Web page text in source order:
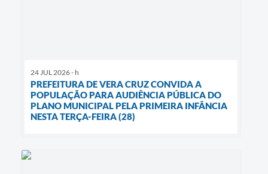
24 JUL 2026 - h
PREFEITURA DE VERA CRUZ CONVIDA A
POPULAÇÃO PARA AUDIÊNCIA PÚBLICA DO
PLANO MUNICIPAL PELA PRIMEIRA INFÂNCIA
NESTA TERÇA-FEIRA (28)